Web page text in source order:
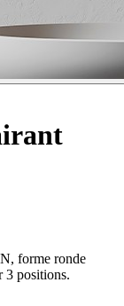
forme ronde
3 positions.